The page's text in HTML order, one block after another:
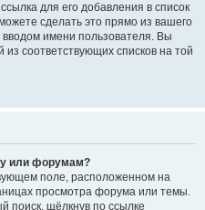
для его добавления в список
сделать это прямо из вашего
имени пользователя. Вы
соответствующих списков на той
или форумам?
поле, расположенном на
просмотра форума или темы.
поиск, щёлкнув по ссылке